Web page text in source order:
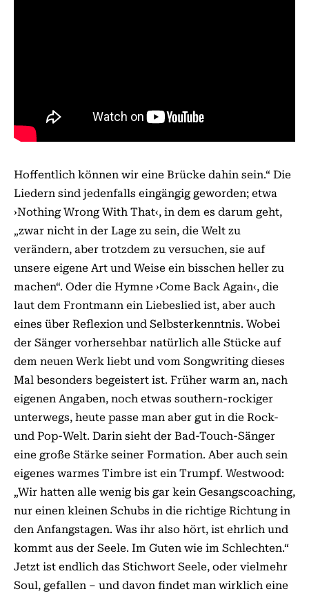
Hoffentlich können wir eine Brücke dahin sein.“ Die
Liedern sind jedenfalls eingängig geworden; etwa
›Nothing Wrong With That‹, in dem es darum geht,
„zwar nicht in der Lage zu sein, die Welt zu
verändern, aber trotzdem zu versuchen, sie auf
unsere eigene Art und Weise ein bisschen heller zu
machen“. Oder die Hymne ›Come Back Again‹, die
laut dem Frontmann ein Liebeslied ist, aber auch
eines über Reflexion und Selbsterkenntnis. Wobei
der Sänger vorhersehbar natürlich alle Stücke auf
dem neuen Werk liebt und vom Songwriting dieses
Mal besonders begeistert ist. Früher warm an, nach
eigenen Angaben, noch etwas southern-rockiger
unterwegs, heute passe man aber gut in die Rock-
und Pop-Welt. Darin sieht der Bad-Touch-Sänger
eine große Stärke seiner Formation. Aber auch sein
eigenes warmes Timbre ist ein Trumpf. Westwood:
„Wir hatten alle wenig bis gar kein Gesangscoaching,
nur einen kleinen Schubs in die richtige Richtung in
den Anfangstagen. Was ihr also hört, ist ehrlich und
kommt aus der Seele. Im Guten wie im Schlechten.“
Jetzt ist endlich das Stichwort Seele, oder vielmehr
Soul, gefallen – und davon findet man wirklich eine